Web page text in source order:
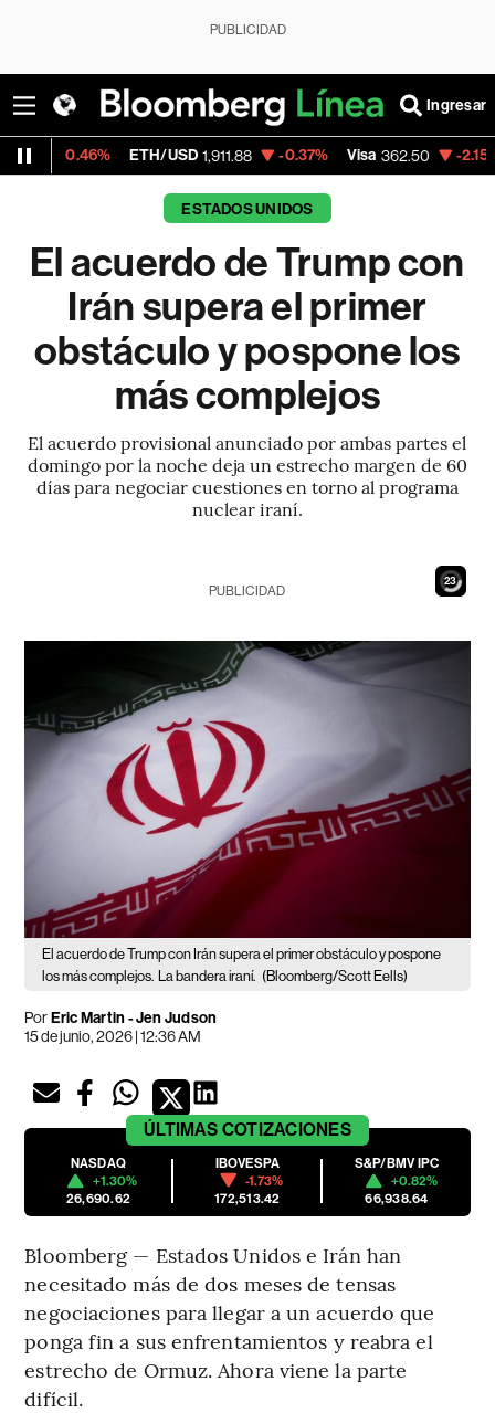
PUBLICIDAD
Ingresar
ETH/USD 1,911.88 -0.37% Visa 362.50 -2.15%
ESTADOS UNIDOS
El acuerdo de Trump con
Irán supera el primer
obstáculo y pospone los
más complejos
El acuerdo provisional anunciado por ambas partes el
domingo por la noche deja un estrecho margen de 60
días para negociar cuestiones en torno al programa
nuclear iraní.
21
PUBLICIDAD
El acuerdo de Trump con Irán supera el primer obstáculo y pospone
los más complejos.
La bandera iraní. (Bloomberg/Scott Eells)
PorEric Martin - Jen Judson
15 de junio, 2026 | 12:36 AM
ÚLTIMAS COTIZACIONES
NASDAQ
+1.30%
26,690.62
IBOVESPA
-1.73%
172,513.42
S&P/BMV IPC
+0.82%
66,938.64
Bloomberg — Estados Unidos e Irán han
necesitado más de dos meses de tensas
negociaciones para llegar a un acuerdo que
ponga fin a sus enfrentamientos y reabra el
estrecho de Ormuz. Ahora viene la parte
difícil.